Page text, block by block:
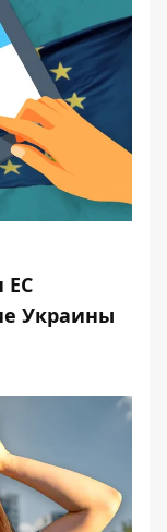
ЕС
Украины